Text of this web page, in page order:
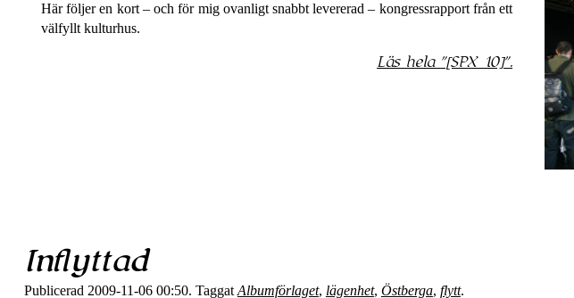
Här följer en kort – och för mig ovanligt snabbt levererad – kongressrapport från ett
välfyllt kulturhus.
Läs hela [SPX 10] .
Inflyttad
Publicerad 2009-11-06 00:50. Taggat Albumförlaget, lägenhet, Östberga, flytt.